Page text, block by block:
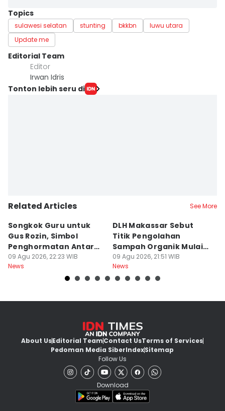
Topics
sulawesi selatan stunting bkkbn
luwu utara
Update me
Editorial Team
Editor
Irwan Idris
Tonton lebih seru di
Related Articles See More
Songkok Guru untuk
Gus Rozin, Simbol
Penghormatan Antar
Ulama
09 Agu 2026, 22:23 WIB
News
DLH Makassar Sebut
Titik Pengolahan
Sampah Organik Mulai
Bermunculan
09 Agu 2026, 21:51 WIB
News
About UsEditorial TeamContact UsTerms of Services
Pedoman Media SiberIndexSitemap
Follow Us
Download